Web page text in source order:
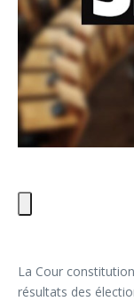
La Cour
résultats des